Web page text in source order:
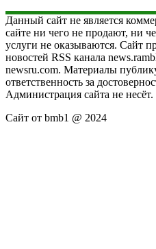
Данный сайт не является
сайте ни чего не продают, ни
услуги не оказываются. Сайт
новостей RSS канала
newsru.com. Материалы
ответственность за
Администрация сайта не несёт.
Сайт от bmb1 @ 2024